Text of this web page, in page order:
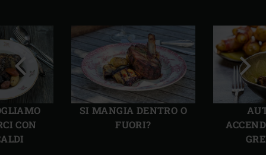
CON
SI MANGIA DENTRO O
FUORI?
Precedente